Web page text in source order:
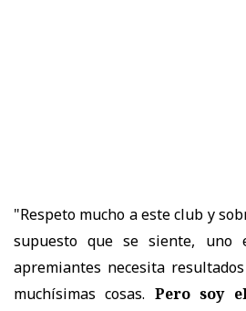
"Respeto mucho a este club y
supuesto que se siente, uno
apremiantes necesita
muchísimas cosas. Pero soy